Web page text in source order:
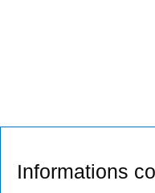
Informations